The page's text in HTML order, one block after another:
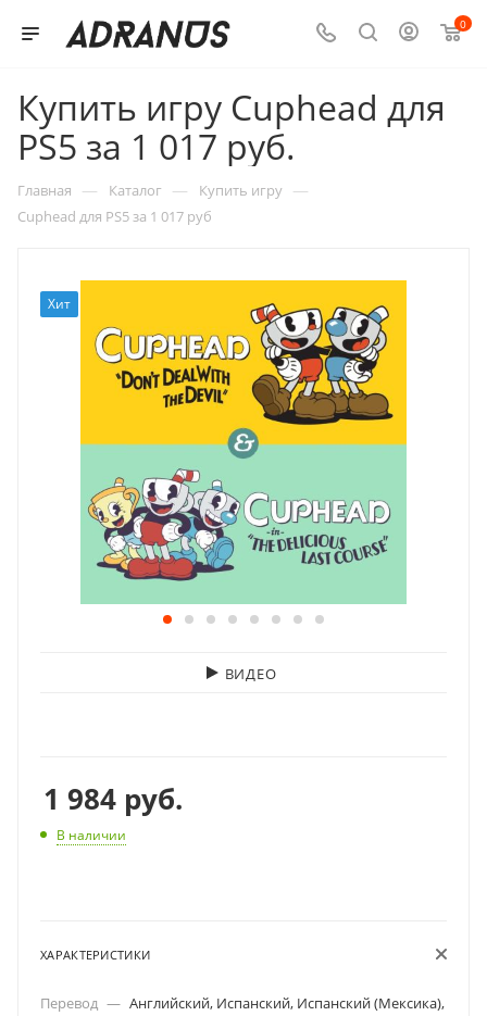
0
Купить игру Cuphead для
PS5 за 1 017 руб.
Главная — Каталог — Купить игру —
Cuphead для PS5 за 1 017 руб
Хит
ВИДЕО
1 984 руб.
В наличии
ХАРАКТЕРИСТИКИ
Перевод — Английский, Испанский, Испанский (Мексика),